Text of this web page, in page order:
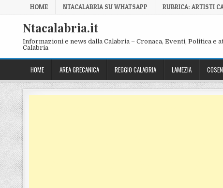
Skip to content
HOME NTACALABRIA SU WHATSAPP RUBRICA: ARTISTI
Ntacalabria.it
Informazioni e news dalla Calabria – Cronaca, Eventi, Politica e
Calabria
HOME AREA GRECANICA REGGIO CALABRIA LAMEZIA